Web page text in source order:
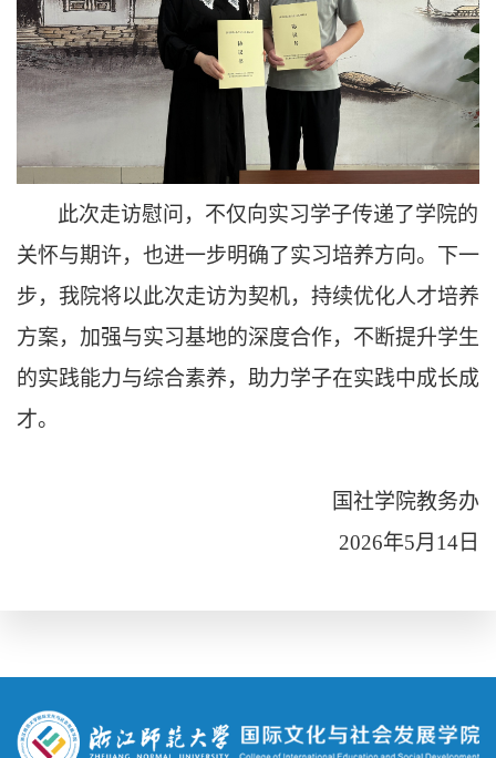
此次走访慰问，不仅向实习学子传递了学院的
关怀与期许，也进一步明确了实习培养方向。下一
步，我院将以此次走访为契机，持续优化人才培养
方案，加强与实习基地的深度合作，不断提升学生
的实践能力与综合素养，助力学子在实践中成长成
才。
国社学院教务办
2026年5月14日